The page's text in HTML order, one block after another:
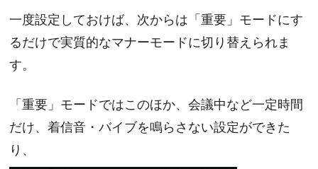
一度設定しておけば、次からは「重要」モードにす
るだけで実質的なマナーモードに切り替えられま
す。
「重要」モードではこのほか、会議中など一定時間
だけ、着信音・バイブを鳴らさない設定ができた
り、